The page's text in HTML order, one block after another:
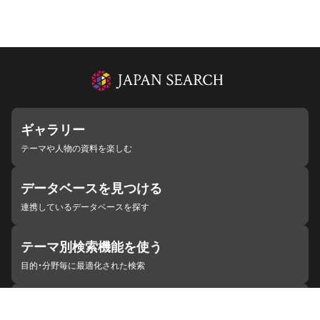
ギャラリー
テーマや人物の資料を楽しむ
データベースを見つける
連携しているデータベースを探す
テーマ別検索機能を使う
目的・分野毎に最適化された検索